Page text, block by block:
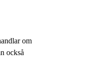
om
också